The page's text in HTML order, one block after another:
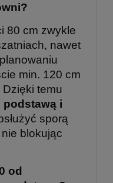
80 cm zwykle
nawet
min. 120 cm
temu
podstawą i
sporą
blokując
od